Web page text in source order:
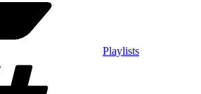
Playlists